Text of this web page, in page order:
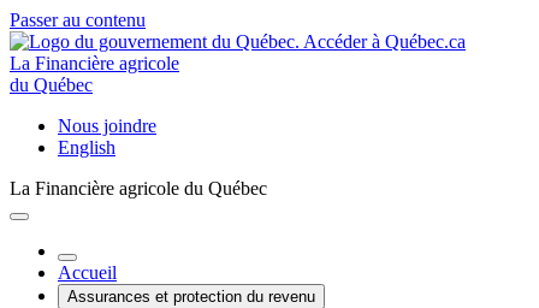
Passer au contenu
La Financière agricole
du Québec
Nous joindre
English
La Financière agricole du Québec
Accueil
Assurances et protection du revenu